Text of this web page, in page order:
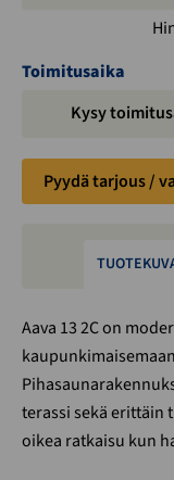
Toimitusaika
Kysy
Pyydä tarjous /
Aava 13 2C on
terassi sekä erittäin
oikea ratkaisu kun